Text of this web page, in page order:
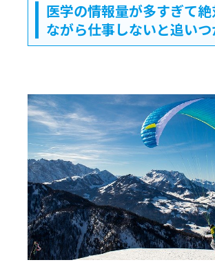
医学の情報量が多すぎて
ながら仕事しないと追い